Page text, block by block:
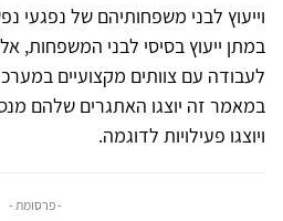
וייעוץ לבני משפחותיהם של נפגעי
במתן ייעוץ בסיסי לבני המשפחות,
לעבודה עם צוותים מקצועיים
במאמר זה יוצגו האתגרים שלהם
ויוצגו פעילויות לדוגמה.
- פרסומת -